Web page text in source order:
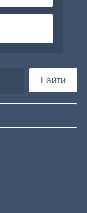
Найти